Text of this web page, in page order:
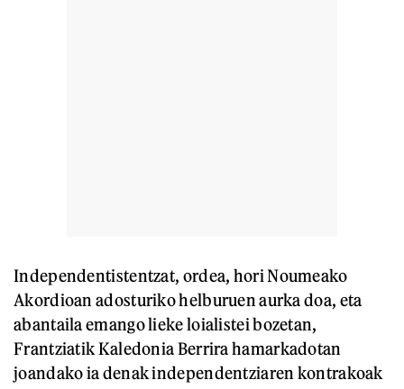
Independentistentzat, ordea, hori Noumeako
Akordioan adosturiko helburuen aurka doa, eta
abantaila emango lieke loialistei bozetan,
Frantziatik Kaledonia Berrira hamarkadotan
joandako ia denak independentziaren kontrakoak